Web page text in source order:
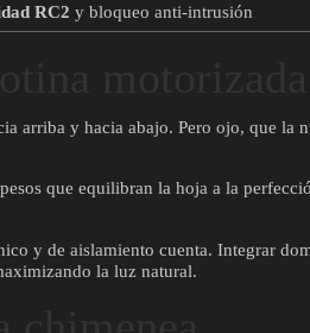
RC2 y bloqueo anti-intrusión
arriba y hacia abajo. Pero ojo, que la
que equilibran la hoja a la
y de aislamiento cuenta. Integrar
la luz natural.